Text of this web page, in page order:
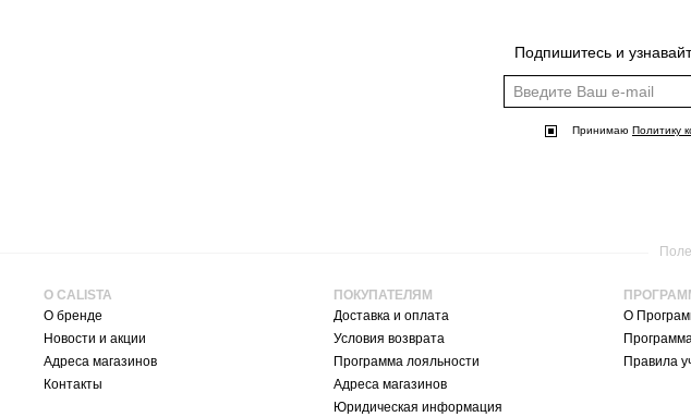
Подпишитесь и
Принимаю Политику
О CALISTA
О бренде
Новости и акции
Адреса магазинов
Контакты
ПОКУПАТЕЛЯМ
Доставка и оплата
Условия возврата
Программа лояльности
Адреса магазинов
Юридическая информация
О
Правила